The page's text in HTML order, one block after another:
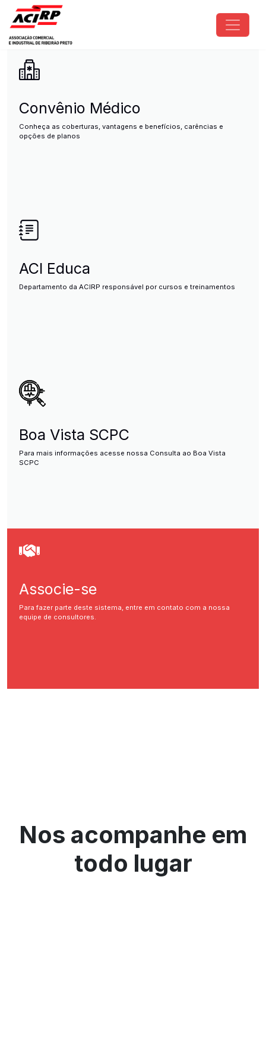
Pular para o conteúdo principal
ACIRP - Associação Comercial
Convênio Médico
Conheça as coberturas, vantagens e benefícios, carências e
opções de planos
ACI Educa
Departamento da ACIRP responsável por cursos e treinamentos
Boa Vista SCPC
Para mais informações acesse nossa Consulta ao Boa Vista
SCPC
Associe-se
Para fazer parte deste sistema, entre em contato com a nossa
equipe de consultores.
Nos acompanhe em
todo lugar